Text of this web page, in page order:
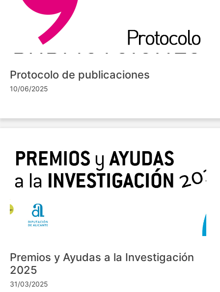
Protocolo de publicaciones
10/06/2025
Premios y Ayudas a la Investigación
2025
31/03/2025